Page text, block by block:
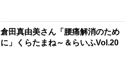
倉田真由美さん「腰痛解消のため
に」くらたまね～＆らいふVol.20